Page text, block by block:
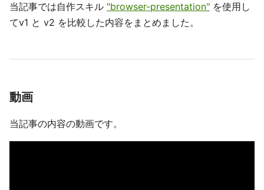
当記事では自作スキル "browser-presentation" を使用し
てv1 と v2 を比較した内容をまとめました。
動画
当記事の内容の動画です。